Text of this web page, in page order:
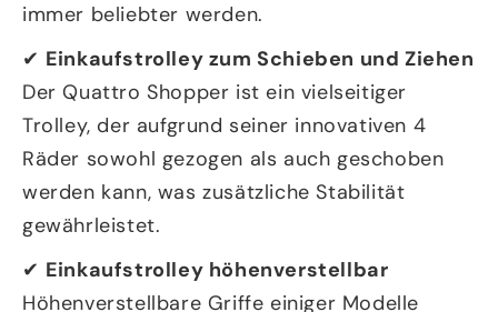
immer beliebter werden.
✔ Einkaufstrolley zum Schieben und Ziehen
Der Quattro Shopper ist ein vielseitiger
Trolley, der aufgrund seiner innovativen 4
Räder sowohl gezogen als auch geschoben
werden kann, was zusätzliche Stabilität
gewährleistet.
✔ Einkaufstrolley höhenverstellbar
Höhenverstellbare Griffe einiger Modelle